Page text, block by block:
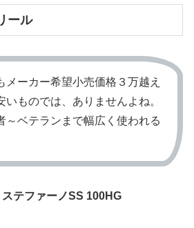
ール
メーカー希望小売価格３万越え
いものでは、ありませんよね。
～ベテランまで幅広く使われる
ステファーノSS 100HG